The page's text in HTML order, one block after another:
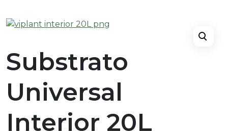
Substrato
Universal
Interior 20L